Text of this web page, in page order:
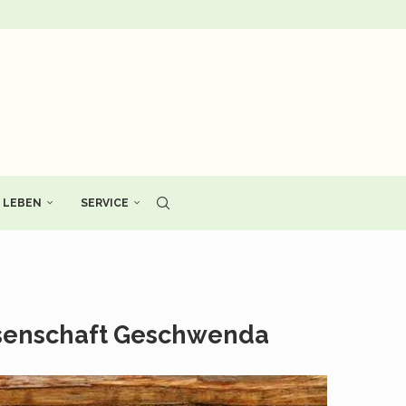
LEBEN SERVICE
Geschwenda